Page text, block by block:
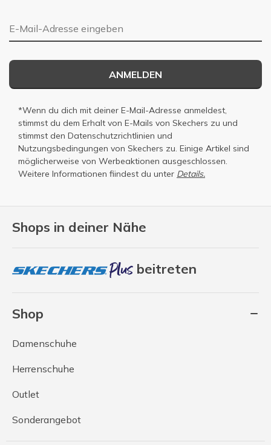
Shops in deiner Nähe
beitreten
Shop
Damenschuhe
Herrenschuhe
Outlet
Sonderangebot
E-Mail-Adresse
ANMELDEN
*Wenn du dich mit deiner E-Mail-Adresse anmeldest,
stimmst du dem Erhalt von E-Mails von Skechers zu und
stimmst den Datenschutzrichtlinien und
Nutzungsbedingungen von Skechers zu. Einige Artikel sind
möglicherweise von Werbeaktionen ausgeschlossen.
Weitere Informationen fiindest du unter Details.